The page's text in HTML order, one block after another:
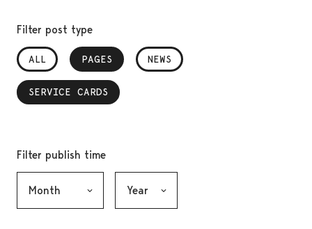
Filter post type
ALL PAGES
, SELECTED NEWS
SERVICE CARDS
, SELECTED
Filter publish time